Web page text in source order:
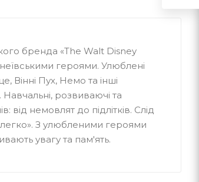
бренда «The Walt Disney
героями. Улюблені
Вінні Пух, Немо та інші
розвиваючі та
від немовлят до підлітків. Слід
легко». З улюбленими героями
увагу та пам'ять.